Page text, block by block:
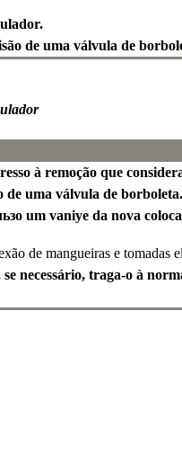
de uma válvula de
à remoção que
de uma válvula de borboleta.
um vaniye da nova
de mangueiras e tomadas
necessário, traga-o à